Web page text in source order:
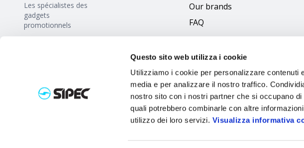
Questo sito web utilizza i cookie
Utilizziamo i cookie per personalizzare contenuti
media e per analizzare il nostro traffico.
nostro sito con i nostri partner che si occupano
quali potrebbero combinarle con altre
utilizzo dei loro servizi. Visualizza informativa
Les spécialistes des
gadgets
promotionnels
Our brands
FAQ